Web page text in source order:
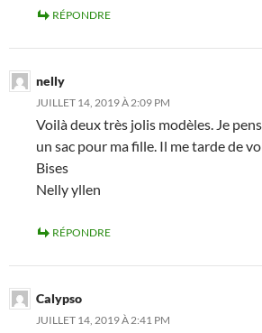
RÉPONDRE
nelly
JUILLET 14, 2019 À 2:09 PM
Voilà deux très jolis modèles. Je
un sac pour ma fille. Il me tarde de
Bises
Nelly yllen
RÉPONDRE
Calypso
JUILLET 14, 2019 À 2:41 PM